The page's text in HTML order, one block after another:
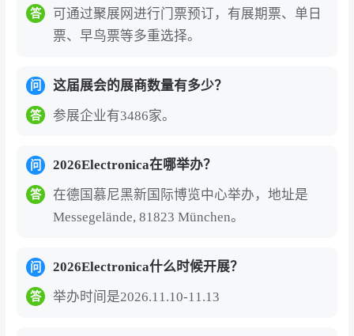
沿领域创新成果集中亮相，为企业展示技术实
力、引领行业变革提供权威舞台。
高端论坛权威赋能
omotive Conference、CEO圆桌会议、edge lab
LIVE实践专区等丰富活动。CEO圆桌会议汇聚顶
势，各展区设置专家论坛提供实践知识分享。
创新孵化与人才赋能：Fast Forward初创企业展
区为新生力量提供与投资者、OEM对接的“发射
展。
60年品牌积淀
答
可通过聚展网进行门票预订，有展期票、单日
票、早鸟票等多重选择。
问 这届展会的展商数量有多少？
答 参展企业有3486家。
问 2026Electronica在哪举办？
答
在德国慕尼黑新国际博览中心举办，地址是
Messegelände, 81823 München。
问 2026Electronica什么时候开展？
答 举办时间是2026.11.10-11.13